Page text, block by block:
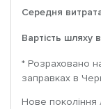
Середня
Вартість шляху
* Розраховано
заправках в
Нове покоління